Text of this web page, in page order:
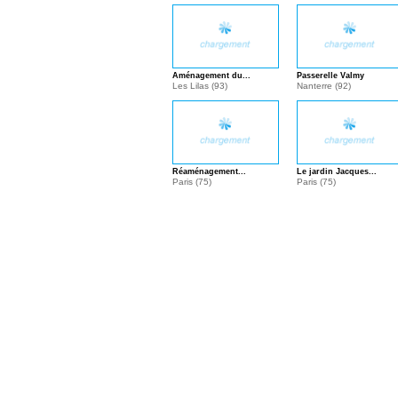
Aménagement du...
Les Lilas (93)
Passerelle Valmy
Nanterre (92)
Réaménagement...
Paris (75)
Le jardin Jacques...
Paris (75)